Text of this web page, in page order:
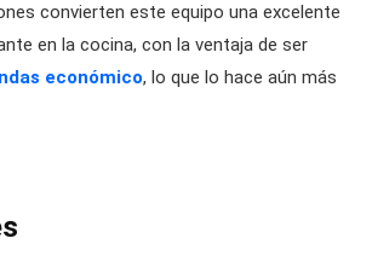
convierten este equipo una excelente
en la cocina, con la ventaja de ser
económico, lo que lo hace aún más